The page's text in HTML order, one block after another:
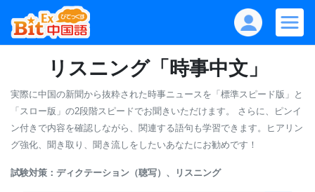
リスニング「時事中文」
実際に中国の新聞から抜粋された時事ニュースを「標準スピード版」と
「スロー版」の2段階スピードでお聞きいただけます。
さらに、ピンイ
ン付きで内容を確認しながら、関連する語句も学習できます。ヒアリン
グ強化、聞き取り、聞き流しをしたいあなたにお勧めです！
試験対策：ディクテーション（聴写）、リスニング